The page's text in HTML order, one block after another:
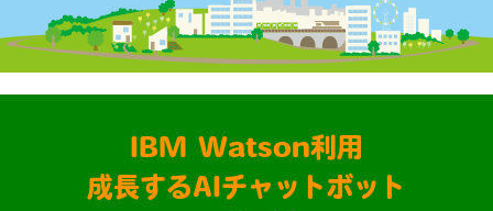
IBM Watson利用
成長するAIチャットボット